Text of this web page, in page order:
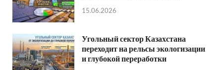
15.06.2026
Угольный сектор Казахстана
переходит на рельсы экологизации
и глубокой переработки